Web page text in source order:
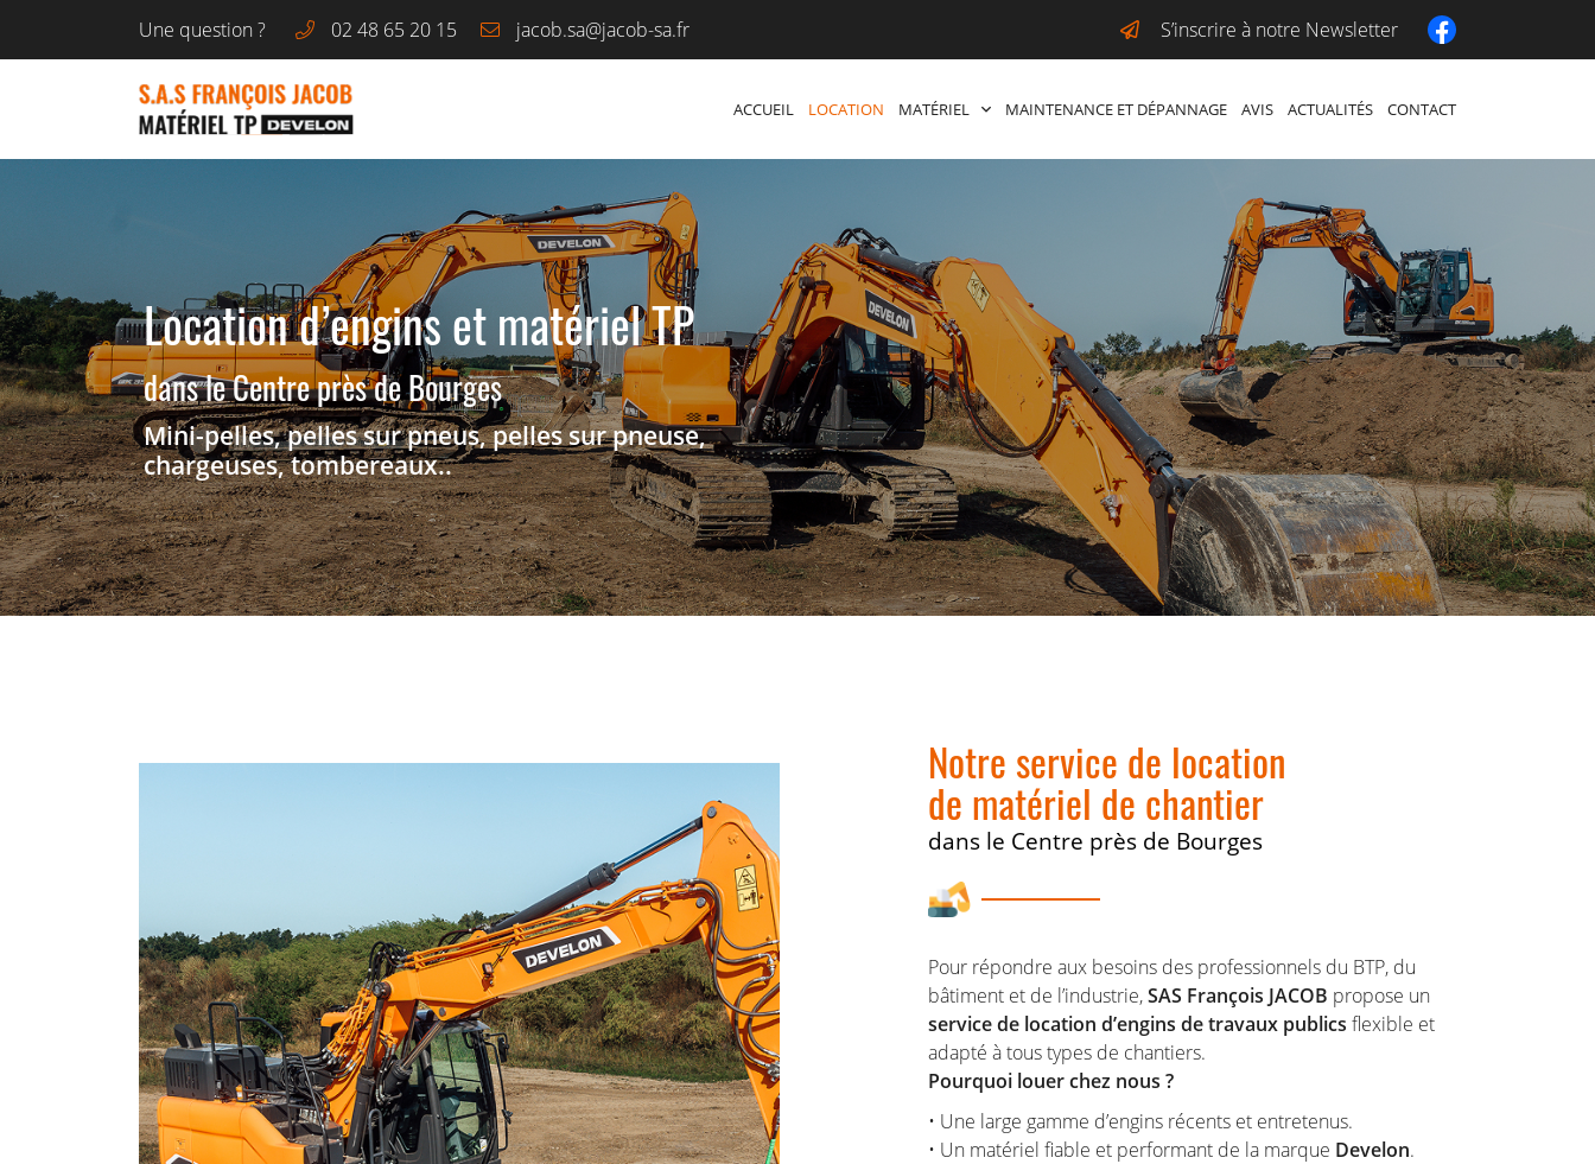
Une question ? 02 48 65 20 15 S’inscrire à notre Newsletter
ACCUEIL LOCATION MATÉRIEL MAINTENANCE ET DÉPANNAGE AVIS ACTUALITÉS CONTACT
ZAC de la Vigonnière
18400 Saint-Florent-sur-Cher
02 48 65 20 15
 Adresse email de réception
 Recopier le code ci-contre
Rafraîchir le captcha
Location d’engins et matériel TP
dans le Centre près de Bourges
Mini-pelles, pelles sur pneus, pelles sur pneuse,
chargeuses, tombereaux..
Notre service de location
de matériel de chantier
dans le Centre près de Bourges
Pour répondre aux besoins des professionnels du BTP, du
bâtiment et de l’industrie,SAS François JACOB propose un
service de location d’engins de travaux publics flexible et
adapté à tous types de chantiers.
Pourquoi louer chez nous ?
• Une large gamme d’engins récents et entretenus.
• Un matériel fiable et performant de la marque Develon.